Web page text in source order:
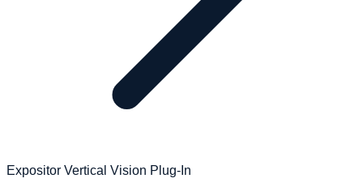
Expositor Vertical Vision Plug-In